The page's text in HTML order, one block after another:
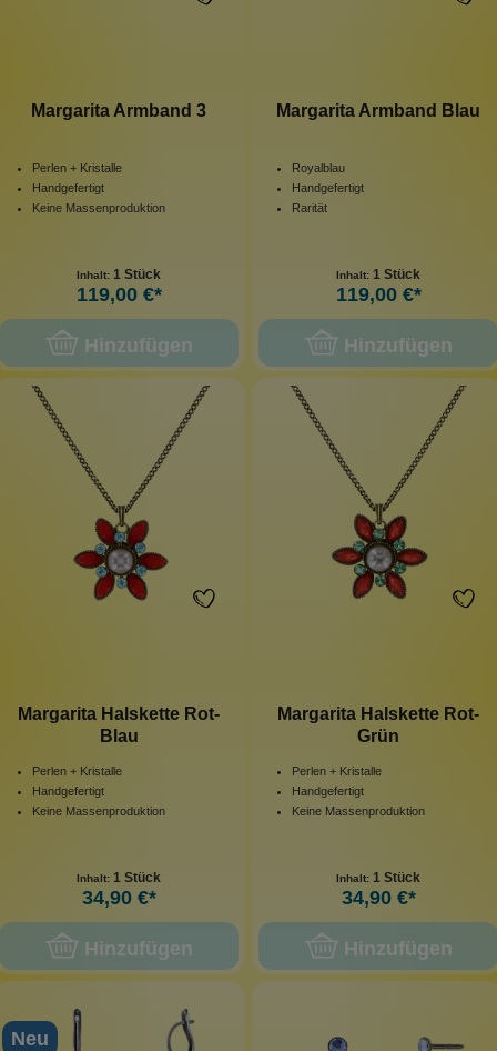
Margarita Armband 3
Perlen + Kristalle
Handgefertigt
Keine Massenproduktion
Inhalt: 1 Stück
119,00 €*
Hinzufügen
Margarita Armband Blau
Royalblau
Handgefertigt
Rarität
Inhalt: 1 Stück
119,00 €*
Hinzufügen
Margarita Halskette Rot-
Blau
Perlen + Kristalle
Handgefertigt
Keine Massenproduktion
Inhalt: 1 Stück
34,90 €*
Hinzufügen
Margarita Halskette Rot-
Grün
Perlen + Kristalle
Handgefertigt
Keine Massenproduktion
Inhalt: 1 Stück
34,90 €*
Hinzufügen
Neu